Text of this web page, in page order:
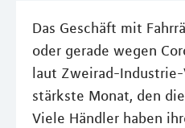
Das Geschäft mit
oder gerade wegen
laut Zweirad-
stärkste Monat, den
Viele Händler haben